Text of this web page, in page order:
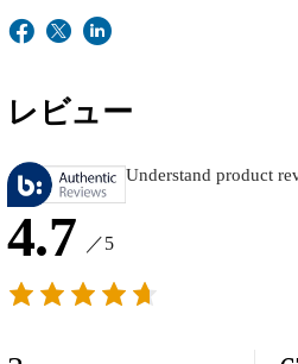
レビュー
Understand product
4.7 ／5